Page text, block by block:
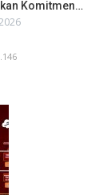
Komitmen…